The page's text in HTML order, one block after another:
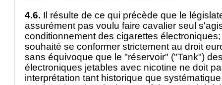
4.6. Il résulte de ce qui précède que le
assurément pas voulu faire cavalier seul
conditionnement des cigarettes
souhaité se conformer strictement au droit
sans équivoque que le "réservoir" ("Tank")
électroniques jetables avec nicotine ne doit
interprétation tant historique que